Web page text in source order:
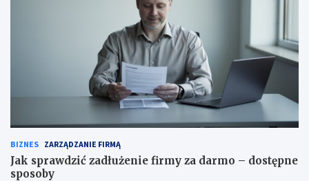
BIZNES ZARZĄDZANIE FIRMĄ
Jak sprawdzić zadłużenie firmy za darmo – dostępne
sposoby